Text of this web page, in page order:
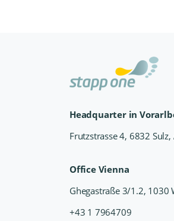
Headquarter in
Frutzstrasse 4, 6832 Sulz,
Office Vienna
Ghegastraße 3/1.2, 1030
+43 1 7964709